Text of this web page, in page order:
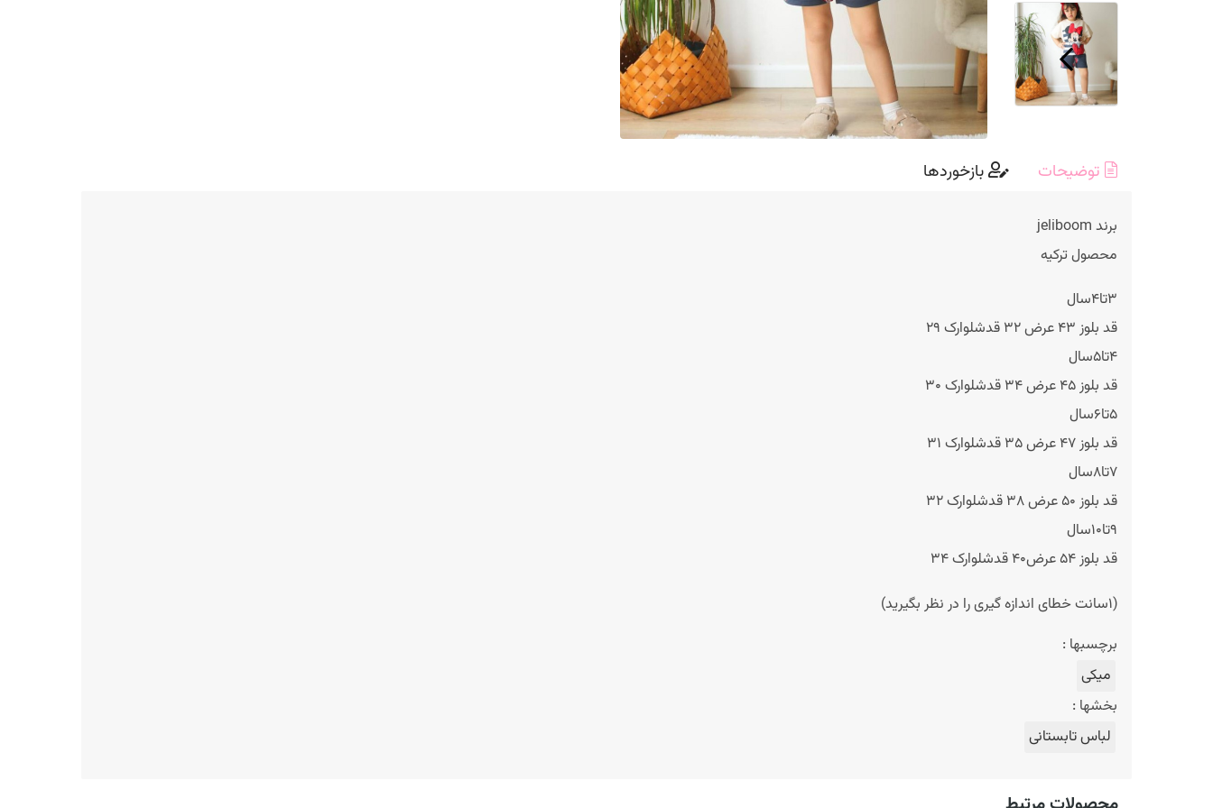
توضیحات بازخوردها
برند jeliboom
محصول ترکیه
۳تا۴سال
قد بلوز ۴۳ عرض ۳۲ قدشلوارک ۲۹
۴تا۵سال
قد بلوز ۴۵ عرض ۳۴ قدشلوارک ۳۰
۵تا۶سال
قد بلوز ۴۷ عرض ۳۵ قدشلوارک ۳۱
۷تا۸سال
قد بلوز ۵۰ عرض ۳۸ قدشلوارک ۳۲
۹تا۱۰سال
قد بلوز ۵۴ عرض۴۰ قدشلوارک ۳۴
(۱سانت خطای اندازه گیری را در نظر بگیرید)
برچسبها :
میکی
بخشها :
لباس تابستانی